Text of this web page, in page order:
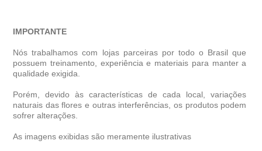
IMPORTANTE
Nós trabalhamos com lojas parceiras por todo o Brasil que
possuem treinamento, experiência e materiais para manter a
qualidade exigida.
Porém, devido às características de cada local, variações
naturais das flores e outras interferências, os produtos podem
sofrer alterações.
As imagens exibidas são meramente ilustrativas